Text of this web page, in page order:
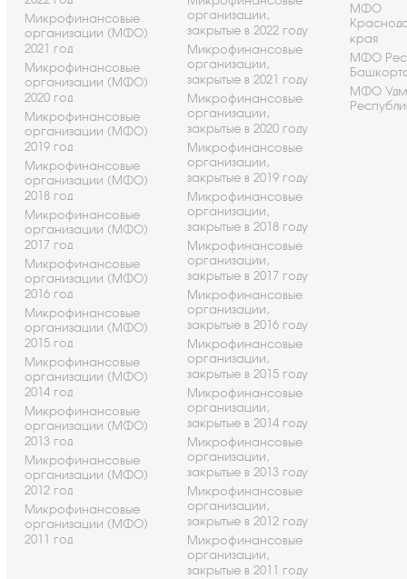
Микрофинансовые
организации (МФО)
2021 год
Микрофинансовые
организации (МФО)
2020 год
Микрофинансовые
организации (МФО)
2019 год
Микрофинансовые
организации (МФО)
2018 год
Микрофинансовые
организации (МФО)
2017 год
Микрофинансовые
организации (МФО)
2016 год
Микрофинансовые
организации (МФО)
2015 год
Микрофинансовые
организации (МФО)
2014 год
Микрофинансовые
организации (МФО)
2013 год
Микрофинансовые
организации (МФО)
2012 год
Микрофинансовые
организации (МФО)
2011 год
организации,
закрытые в 2022 году
Микрофинансовые
организации,
закрытые в 2021 году
Микрофинансовые
организации,
закрытые в 2020 году
Микрофинансовые
организации,
закрытые в 2019 году
Микрофинансовые
организации,
закрытые в 2018 году
Микрофинансовые
организации,
закрытые в 2017 году
Микрофинансовые
организации,
закрытые в 2016 году
Микрофинансовые
организации,
закрытые в 2015 году
Микрофинансовые
организации,
закрытые в 2014 году
Микрофинансовые
организации,
закрытые в 2013 году
Микрофинансовые
организации,
закрытые в 2012 году
Микрофинансовые
организации,
закрытые в 2011 году
МФО
края
МФО
МФО